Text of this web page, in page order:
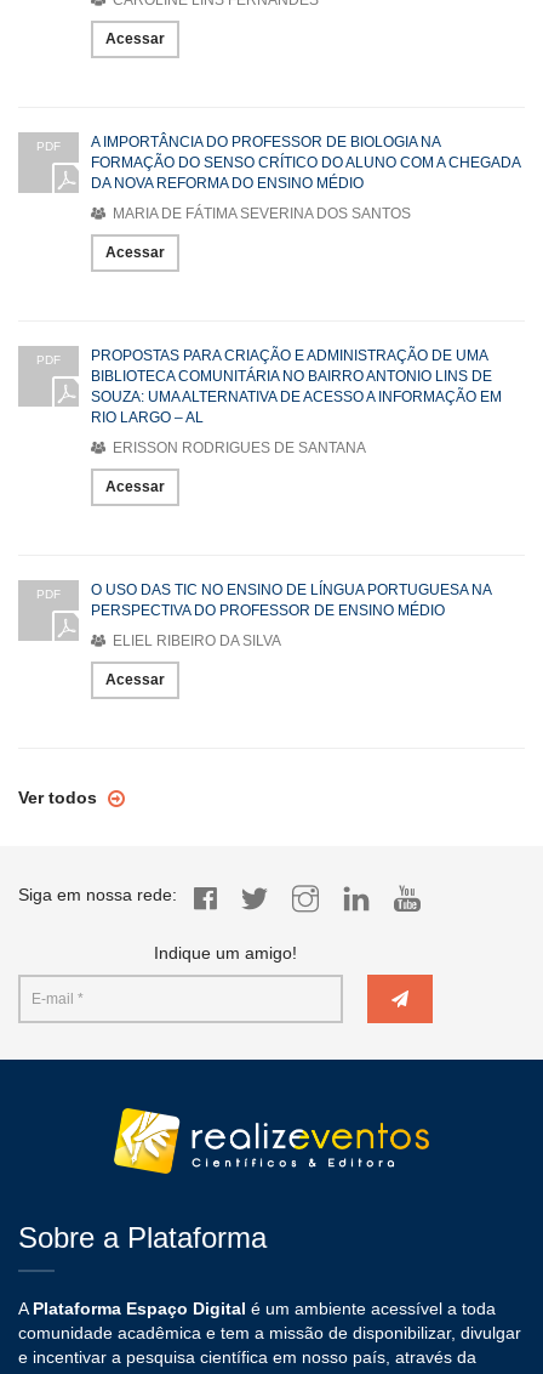
Acessar
PDF
A IMPORTÂNCIA DO PROFESSOR DE BIOLOGIA NA
FORMAÇÃO DO SENSO CRÍTICO DO ALUNO COM A CHEGADA
DA NOVA REFORMA DO ENSINO MÉDIO
MARIA DE FÁTIMA SEVERINA DOS SANTOS
Acessar
PDF
PROPOSTAS PARA CRIAÇÃO E ADMINISTRAÇÃO DE UMA
BIBLIOTECA COMUNITÁRIA NO BAIRRO ANTONIO LINS DE
SOUZA: UMA ALTERNATIVA DE ACESSO A INFORMAÇÃO EM
RIO LARGO – AL
ERISSON RODRIGUES DE SANTANA
Acessar
PDF
O USO DAS TIC NO ENSINO DE LÍNGUA PORTUGUESA NA
PERSPECTIVA DO PROFESSOR DE ENSINO MÉDIO
ELIEL RIBEIRO DA SILVA
Acessar
Ver todos
Siga em nossa rede:
Indique um amigo!
Sobre a Plataforma
A Plataforma Espaço Digital é um ambiente acessível a toda
comunidade acadêmica e tem a missão de disponibilizar, divulgar
e incentivar a pesquisa científica em nosso país, através da